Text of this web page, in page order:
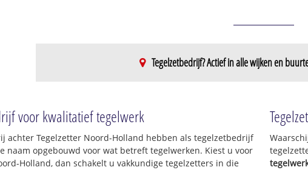
Tegelzetbedrijf? Actief in alle wijken en
voor kwalitatief tegelwerk
achter Tegelzetter Noord-Holland hebben als tegelzetbedrijf
naam opgebouwd voor wat betreft tegelwerken. Kiest u voor
Holland, dan schakelt u vakkundige tegelzetters in die